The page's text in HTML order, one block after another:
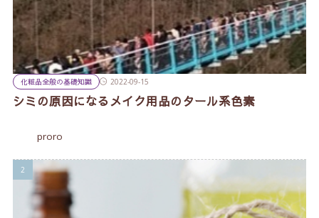
化粧品全般の基礎知識 2022-09-15
シミの原因になるメイク用品のタール系色素
proro